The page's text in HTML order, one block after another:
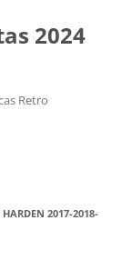
2024
Retro
HARDEN 2017-2018-